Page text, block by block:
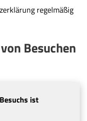
regelmäßig
Besuchen
ist